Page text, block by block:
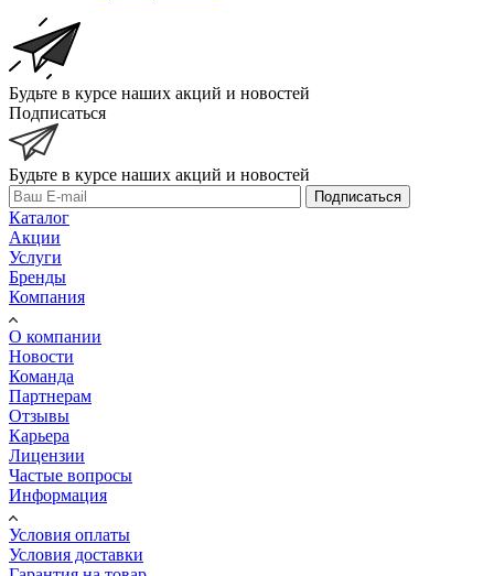
Будьте в курсе наших акций и новостей
Подписаться
Будьте в курсе наших акций и новостей
Подписаться
Каталог
Акции
Услуги
Бренды
Компания
О компании
Новости
Команда
Партнерам
Отзывы
Карьера
Лицензии
Частые вопросы
Информация
Условия оплаты
Условия доставки